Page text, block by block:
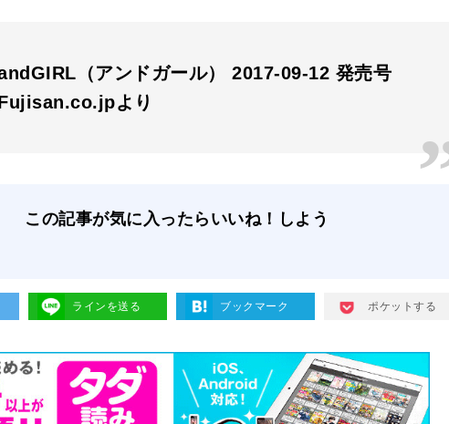
（アンドガール） 2017-09-12 発売号
より
この記事が気に入ったらいいね！しよう
ラインを送る ブックマーク ポケットする